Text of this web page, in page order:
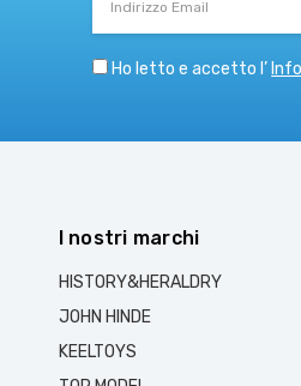
Email
Ho letto e accetto l’
I nostri marchi
HISTORY&HERALDRY
JOHN HINDE
KEELTOYS